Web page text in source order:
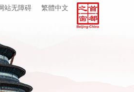
站无障碍 繁體中文